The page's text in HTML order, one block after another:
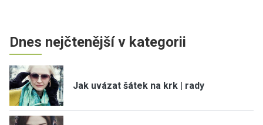
Dnes nejčtenější v kategorii
Jak uvázat šátek na krk | rady